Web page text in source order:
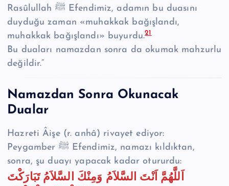
Rasûlullah ﷺ Efendimiz, adamın bu duasını
duyduğu zaman «muhakkak bağışlandı,
muhakkak bağışlandı» buyurdu.21
Bu duaları namazdan sonra da okumak mahzurlu
değildir.”
Namazdan Sonra Okunacak
Dualar
Hazreti Âişe (r. anhâ) rivayet ediyor:
Peygamber ﷺ Efendimiz, namazı kıldıktan,
sonra, şu duayı yapacak kadar otururdu:
اَللَّهُمَّ اَنْتَ السَّلاَمُ وَمِنْكَ السَّلاَمُ تَبَارَكْتَ